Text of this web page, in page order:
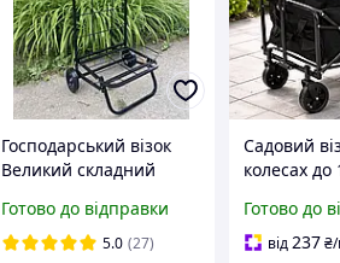
Господарський візок
Великий складний
«Міць" побутовий
чорний
Готово до відправки
5.0 (27)
Садовий
колесах до
Вантажний
Складний
Готово до
від237₴/